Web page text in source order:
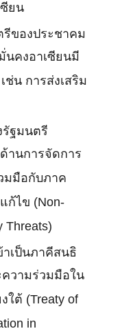
ยน
ของประชาคม
นคงอาเซียนมี
ช่น การส่งเสริม
ฐมนตรี
านการจัดการ
มมือกับภาค
ก้ไข (Non-
Threats)
เป็นภาคีสนธิ
วามร่วมมือใน
ใต้ (Treaty of
in